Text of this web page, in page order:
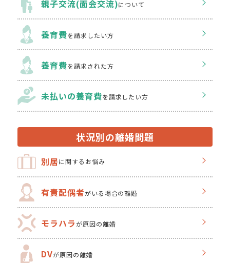
親子交流(面会交流)について
養育費を請求したい方
養育費を請求された方
未払いの養育費を請求したい方
状況別の離婚問題
別居に関するお悩み
有責配偶者がいる場合の離婚
モラハラが原因の離婚
DVが原因の離婚